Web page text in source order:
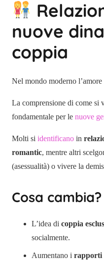
nuove
coppia
Nel mondo moderno
La comprensione di come si
fondamentale per le nuove
Molti si identificano in
romantic, mentre altri
(asessualità) o vivere la
Cosa cambia?
L’idea di coppia
socialmente.
Aumentano i rapporti